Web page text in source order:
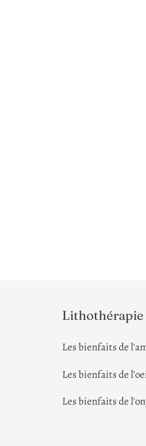
Lithothérapie
Les bienfaits de
Les bienfaits de
Les bienfaits de